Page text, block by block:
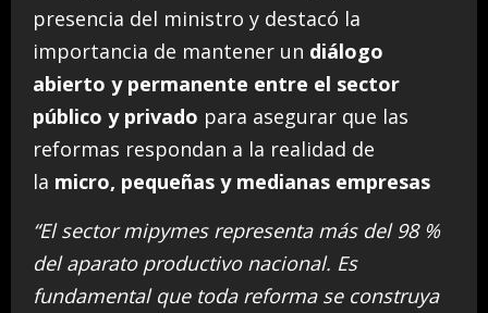
presencia del ministro y destacó la
importancia de mantener un diálogo
abierto y permanente entre el sector
público y privado para asegurar que las
reformas respondan a la realidad de
la micro, pequeñas y medianas empresas
“El sector mipymes representa más del 98 %
del aparato productivo nacional. Es
fundamental que toda reforma se construya